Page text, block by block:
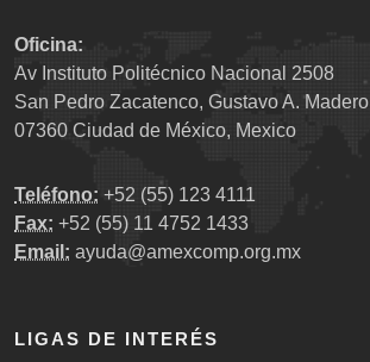
Oficina:
Av Instituto Politécnico Nacional 2508
San Pedro Zacatenco, Gustavo A. Madero
07360 Ciudad de México, Mexico
Teléfono: +52 (55) 123 4111
Fax: +52 (55) 11 4752 1433
Email: ayuda@amexcomp.org.mx
LIGAS DE INTERÉS